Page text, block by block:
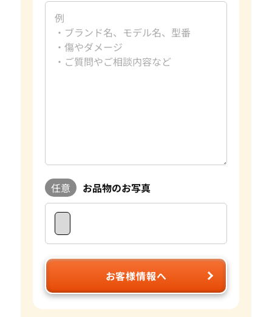
任意 お品物のお写真
お客様情報へ